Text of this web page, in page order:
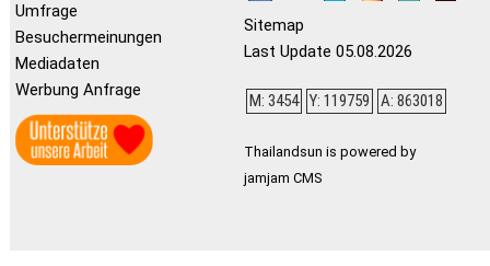
Umfrage
Besuchermeinungen
Mediadaten
Werbung Anfrage
Sitemap
Last Update 05.08.2026
M: 3454 Y: 119759 A: 863018
Thailandsun is powered by
jamjam CMS